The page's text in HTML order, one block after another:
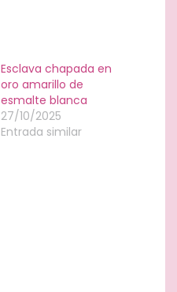
Esclava chapada en
oro amarillo de
esmalte blanca
27/10/2025
Entrada similar